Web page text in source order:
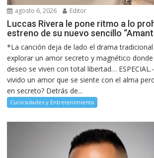
agosto 6, 2026 Editor
Luccas Rivera le pone ritmo a lo
estreno de su nuevo sencillo
*La canción deja de lado el drama
explorar un amor secreto y magnético
deseo se viven con total libertad…
vivido un amor que se siente con el alma
en secreto? Detrás de...
Curiosidades y Entretenimiento